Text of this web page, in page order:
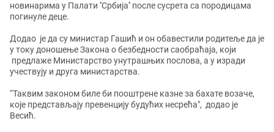
новинарима у Палати ''Србија'' после сусрета са породицама
погинуле деце.
Додао је да су министар Гашић и он обавестили родитеље да је
у току доношење Закона о безбедности саобраћаја, који
предлаже Министарство унутрашњих послова, а у изради
учествују и друга министарства.
“Таквим законом биле би пооштрене казне за бахате возаче,
које представљају превенцију будућих несрећа", додао је
Весић.